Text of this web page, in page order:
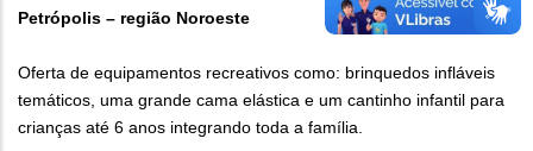
Petrópolis – região Noroeste
Oferta de equipamentos recreativos como: brinquedos infláveis
temáticos, uma grande cama elástica e um cantinho infantil para
crianças até 6 anos integrando toda a família.